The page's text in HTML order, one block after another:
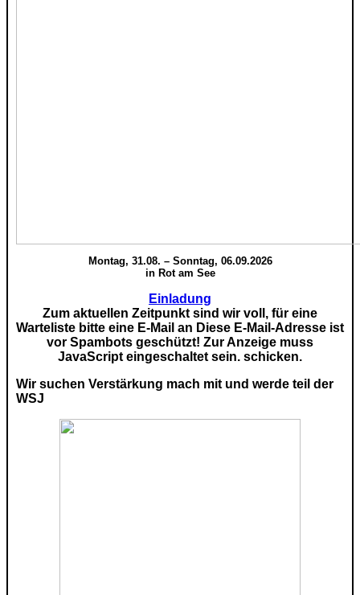
Montag, 31.08. – Sonntag, 06.09.2026
in Rot am See
Einladung
Zum aktuellen Zeitpunkt sind wir voll, für eine
Warteliste bitte eine E-Mail an Diese E-Mail-Adresse ist
vor Spambots geschützt! Zur Anzeige muss
JavaScript eingeschaltet sein. schicken.
Wir suchen Verstärkung mach mit und werde teil der
WSJ